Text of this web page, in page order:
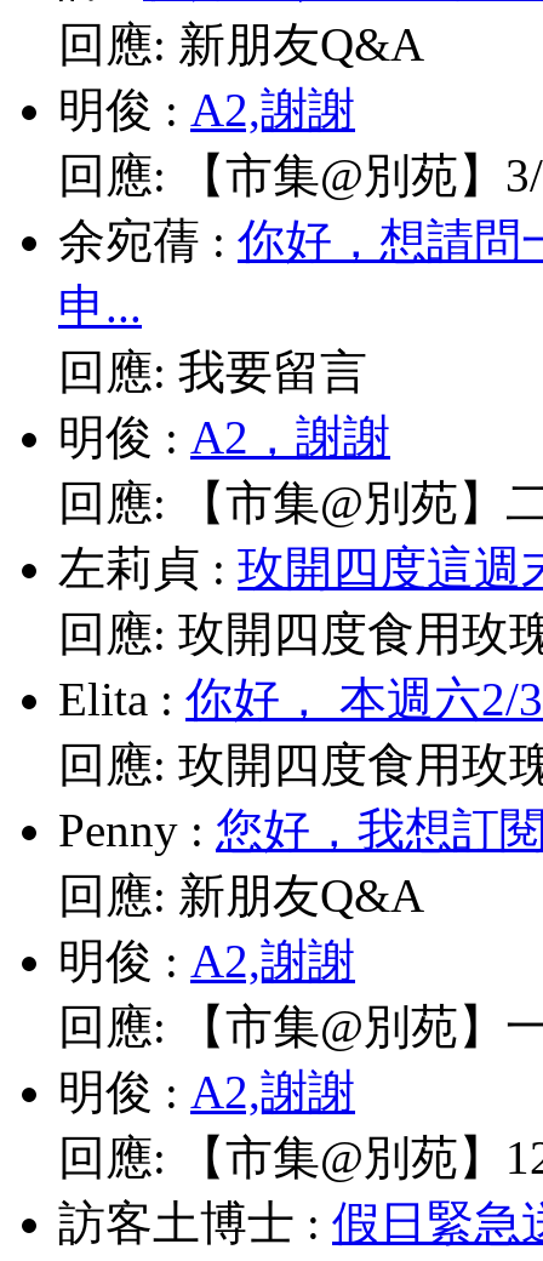
回應: 新朋友Q&A
明俊 : A2,謝謝
回應:
【市集@別苑】
余宛蒨 : 你好，想請問
申...
回應: 我要留言
明俊 : A2，謝謝
回應:
【市集@別苑】
左莉貞 : 玫開四度這週
回應: 玫開四度食用玫
Elita : 你好， 本週六2/
回應: 玫開四度食用玫
Penny : 您好，我想訂
回應: 新朋友Q&A
明俊 : A2,謝謝
回應:
【市集@別苑】
明俊 : A2,謝謝
回應:
【市集@別苑】
訪客土博士 : 假日緊急